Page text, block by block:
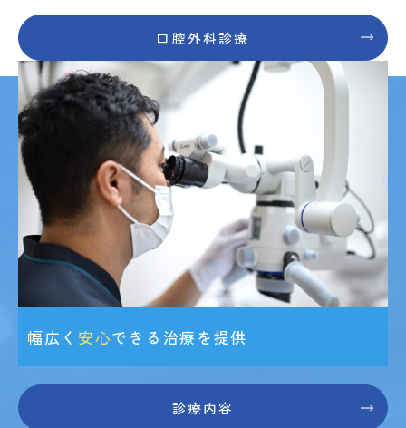
口腔外科診療
幅広く安心できる治療を提供
診療内容